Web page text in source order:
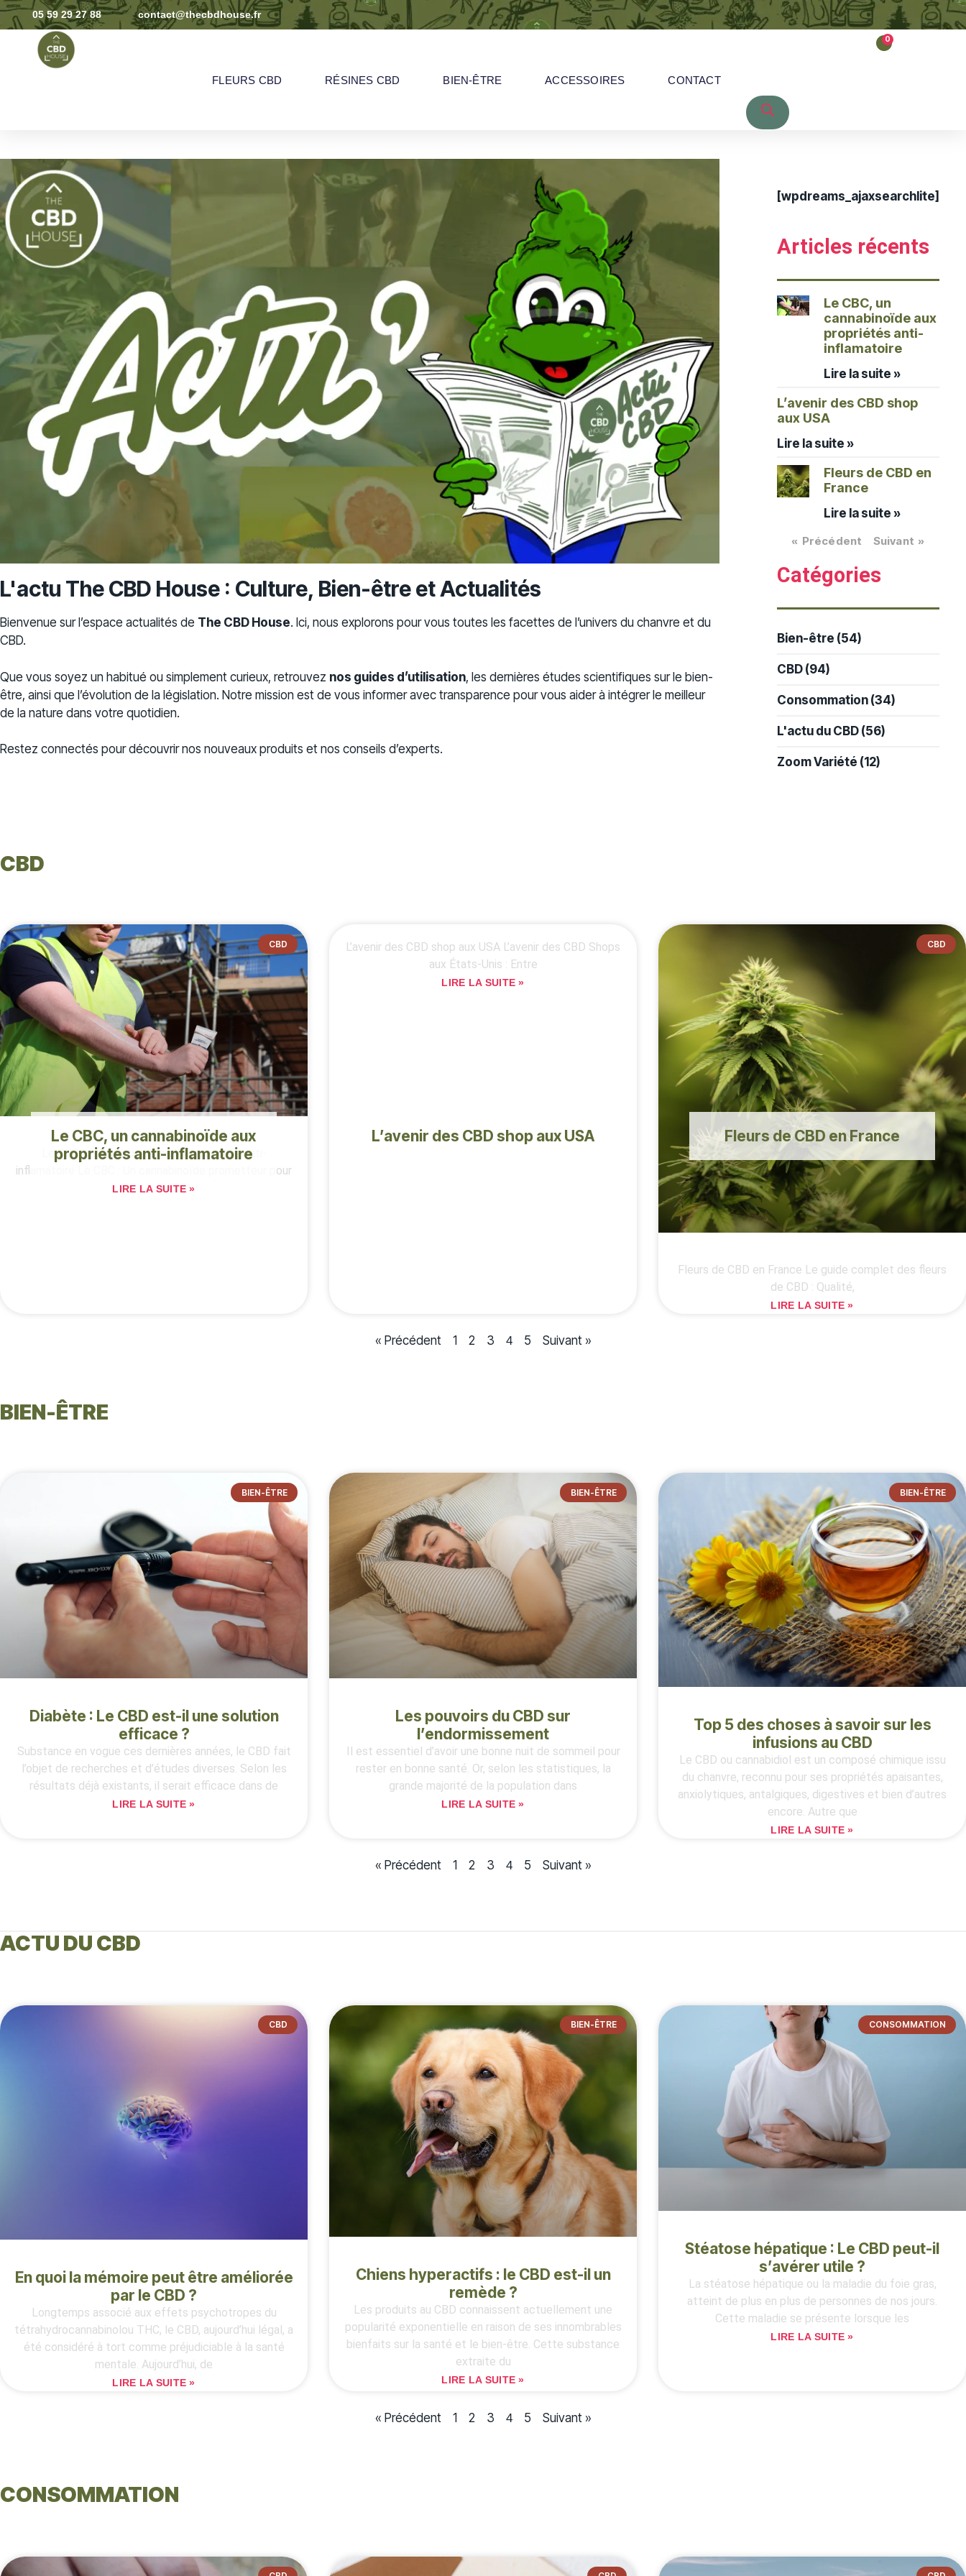
--
-
05 59 29 27 88 contact@thecbdhouse.fr
FLEURS CBD RÉSINES CBD BIEN-ÊTRE ACCESSOIRES CONTACT
0
L'actu The CBD House : Culture, Bien-être et Actualités
Bienvenue sur l’espace actualités de The CBD House. Ici, nous explorons pour vous toutes les facettes de l’univers du chanvre et du
CBD.
Que vous soyez un habitué ou simplement curieux, retrouvez nos guides d’utilisation, les dernières études scientifiques sur le bien-
être, ainsi que l’évolution de la législation. Notre mission est de vous informer avec transparence pour vous aider à intégrer le meilleur
de la nature dans votre quotidien.
Restez connectés pour découvrir nos nouveaux produits et nos conseils d’experts.
[wpdreams_ajaxsearchlite]
Articles récents
Le CBC, un
cannabinoïde aux
propriétés anti-
inflamatoire
Lire la suite »
L’avenir des CBD shop
aux USA
Lire la suite »
Fleurs de CBD en
France
Lire la suite »
« Précédent Suivant »
Catégories
Bien-être (54)
CBD(94)
Consommation(34)
L'actu du CBD(56)
Zoom Variété (12)
CBD
CBD
Le CBC, un cannabinoïde aux
propriétés anti-inflamatoire
Le CBC, un cannabinoïde aux propriétés anti-
inflamatoire Le CBC : Un cannabinoïde prometteur pour
LIRE LA SUITE »
L’avenir des CBD shop aux USA
L’avenir des CBD shop aux USA L’avenir des CBD Shops
aux États-Unis : Entre
LIRE LA SUITE »
CBD
Fleurs de CBD en France
Fleurs de CBD en France Le guide complet des fleurs
de CBD : Qualité,
LIRE LA SUITE »
« Précédent 1 2 3 4 5 Suivant »
BIEN-ÊTRE
BIEN-ÊTRE
Diabète : Le CBD est-il une solution
efficace ?
Substance en vogue ces dernières années, le CBD fait
l’objet de recherches et d’études diverses. Selon les
résultats déjà existants, il serait efficace dans de
LIRE LA SUITE »
BIEN-ÊTRE
Les pouvoirs du CBD sur
l’endormissement
Il est essentiel d’avoir une bonne nuit de sommeil pour
rester en bonne santé. Or, selon les statistiques, la
grande majorité de la population dans
LIRE LA SUITE »
BIEN-ÊTRE
Top 5 des choses à savoir sur les
infusions au CBD
Le CBD ou cannabidiol est un composé chimique issu
du chanvre, reconnu pour ses propriétés apaisantes,
anxiolytiques, antalgiques, digestives et bien d’autres
encore. Autre que
LIRE LA SUITE »
« Précédent 1 2 3 4 5 Suivant »
ACTU DU CBD
CBD
En quoi la mémoire peut être améliorée
par le CBD ?
Longtemps associé aux effets psychotropes du
tétrahydrocannabinolou THC, le CBD, aujourd’hui légal, a
été considéré à tort comme préjudiciable à la santé
mentale. Aujourd’hui, de
LIRE LA SUITE »
BIEN-ÊTRE
Chiens hyperactifs : le CBD est-il un
remède ?
Les produits au CBD connaissent actuellement une
popularité exponentielle en raison de ses innombrables
bienfaits sur la santé et le bien-être. Cette substance
extraite du
LIRE LA SUITE »
CONSOMMATION
Stéatose hépatique : Le CBD peut-il
s’avérer utile ?
La stéatose hépatique ou la maladie du foie gras,
atteint de plus en plus de personnes de nos jours.
Cette maladie se présente lorsque les
LIRE LA SUITE »
« Précédent 1 2 3 4 5 Suivant »
CONSOMMATION